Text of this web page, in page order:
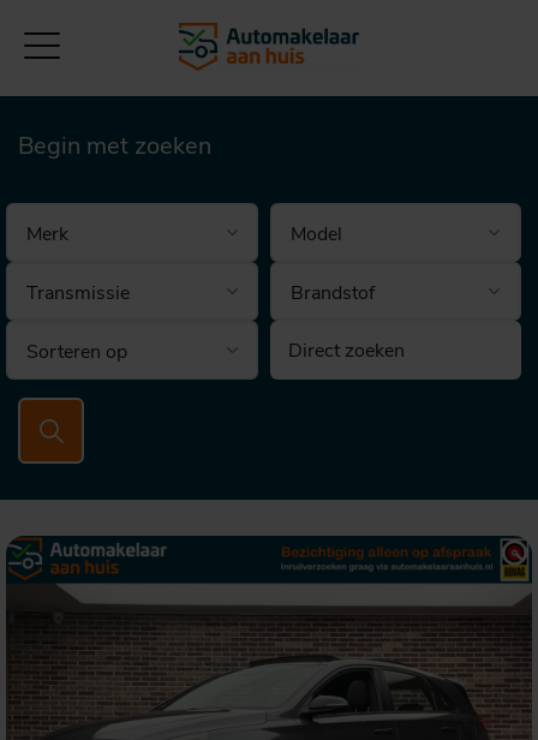
Begin met zoeken
Brandstof